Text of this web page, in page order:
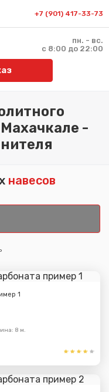
+7 (901) 417-33-73
пн. - вс.
с 8:00 до 22:00
-
навесов
1
8 м.